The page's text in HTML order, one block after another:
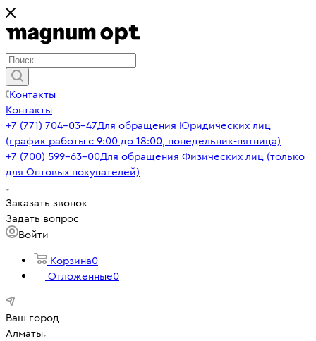
Контакты
Контакты
+7 (771) 704-03-47Для обращения Юридических лиц
(график работы с 9:00 до 18:00, понедельник-пятница)
+7 (700) 599-63-00Для обращения Физических лиц (только
для Оптовых покупателей)
Заказать звонок
Задать вопрос
Войти
Корзина0
Отложенные0
Ваш город
Алматы